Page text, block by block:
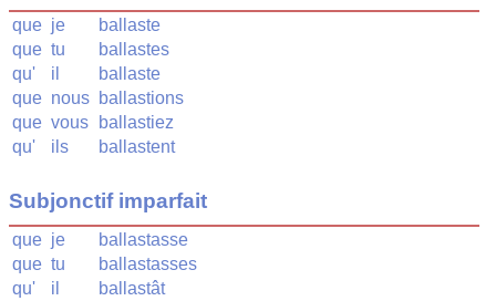
que je
ballaste
que tu
ballastes
qu'
il
ballaste
que nous ballastions
que vous
ballastiez
qu'
ils ballastent
Subjonctif imparfait
que je
ballastasse
que tu
ballastasses
qu'
il
ballastât